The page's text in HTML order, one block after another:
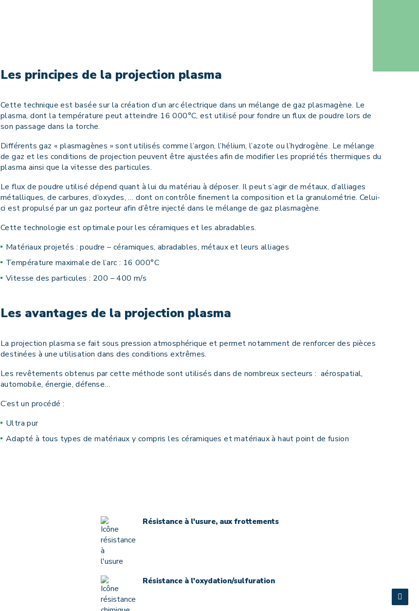
Les principes de la projection plasma
Cette technique est basée sur la création d’un arc électrique dans un mélange de gaz plasmagène. Le
plasma, dont la température peut atteindre 16 000°C, est utilisé pour fondre un flux de poudre lors de
son passage dans la torche.
Différents gaz « plasmagènes » sont utilisés comme l’argon, l’hélium, l’azote ou l’hydrogène. Le mélange
de gaz et les conditions de projection peuvent être ajustées afin de modifier les propriétés thermiques du
plasma ainsi que la vitesse des particules.
Le flux de poudre utilisé dépend quant à lui du matériau à déposer. Il peut s’agir de métaux, d’alliages
métalliques, de carbures, d’oxydes, … dont on contrôle finement la composition et la granulométrie. Celui-
ci est propulsé par un gaz porteur afin d’être injecté dans le mélange de gaz plasmagène.
Cette technologie est optimale pour les céramiques et les abradables.
Matériaux projetés : poudre – céramiques, abradables, métaux et leurs alliages
Température maximale de l’arc : 16 000°C
Vitesse des particules : 200 – 400 m/s
Les avantages de la projection plasma
La projection plasma se fait sous pression atmosphérique et permet notamment de renforcer des pièces
destinées à une utilisation dans des conditions extrêmes.
Les revêtements obtenus par cette méthode sont utilisés dans de nombreux secteurs : aérospatial,
automobile, énergie, défense…
C’est un procédé :
Ultra pur
Adapté à tous types de matériaux y compris les céramiques et matériaux à haut point de fusion
Résistance à l'usure, aux frottements
Résistance à l'oxydation/sulfuration